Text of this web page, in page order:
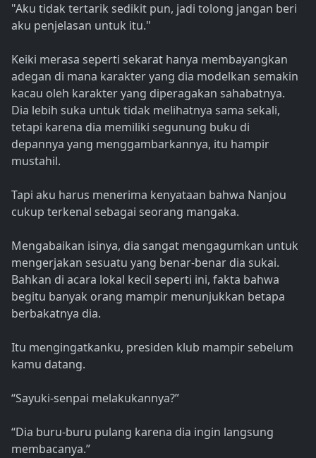
"Aku tidak tertarik sedikit pun, jadi tolong jangan beri
aku penjelasan untuk itu."
Keiki merasa seperti sekarat hanya membayangkan
adegan di mana karakter yang dia modelkan semakin
kacau oleh karakter yang diperagakan sahabatnya.
Dia lebih suka untuk tidak melihatnya sama sekali,
tetapi karena dia memiliki segunung buku di
depannya yang menggambarkannya, itu hampir
mustahil.
Tapi aku harus menerima kenyataan bahwa Nanjou
cukup terkenal sebagai seorang mangaka.
Mengabaikan isinya, dia sangat mengagumkan untuk
mengerjakan sesuatu yang benar-benar dia sukai.
Bahkan di acara lokal kecil seperti ini, fakta bahwa
begitu banyak orang mampir menunjukkan betapa
berbakatnya dia.
Itu mengingatkanku, presiden klub mampir sebelum
kamu datang.
“Sayuki-senpai melakukannya?”
“Dia buru-buru pulang karena dia ingin langsung
membacanya.”